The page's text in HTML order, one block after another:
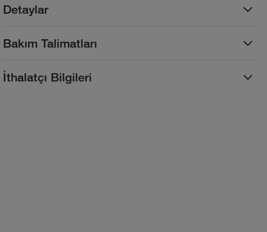
Detaylar
Bakım Talimatları
İthalatçı Bilgileri